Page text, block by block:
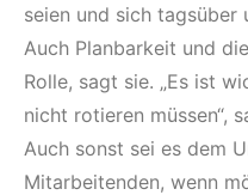
seien und sich tagsüber
Auch Planbarkeit und
Rolle, sagt sie. „Es ist
nicht rotieren müssen“,
Auch sonst sei es dem
Mitarbeitenden, wenn